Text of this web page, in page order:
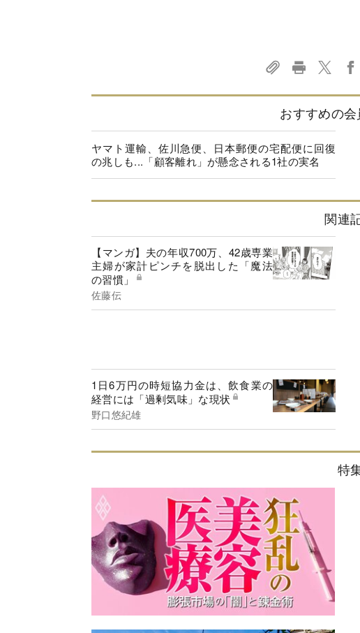
おすすめの
ヤマト運輸、佐川急便、日本郵便の宅配便に回復
の兆しも...「顧客離れ」が懸念される1社の実名
関連
【マンガ】夫の年収700万、42歳専業
主婦が家計ピンチを脱出した「魔法
の習慣」
佐藤伝
1日6万円の時短協力金は、飲食業の
経営には「過剰気味」な現状
野口悠紀雄
特